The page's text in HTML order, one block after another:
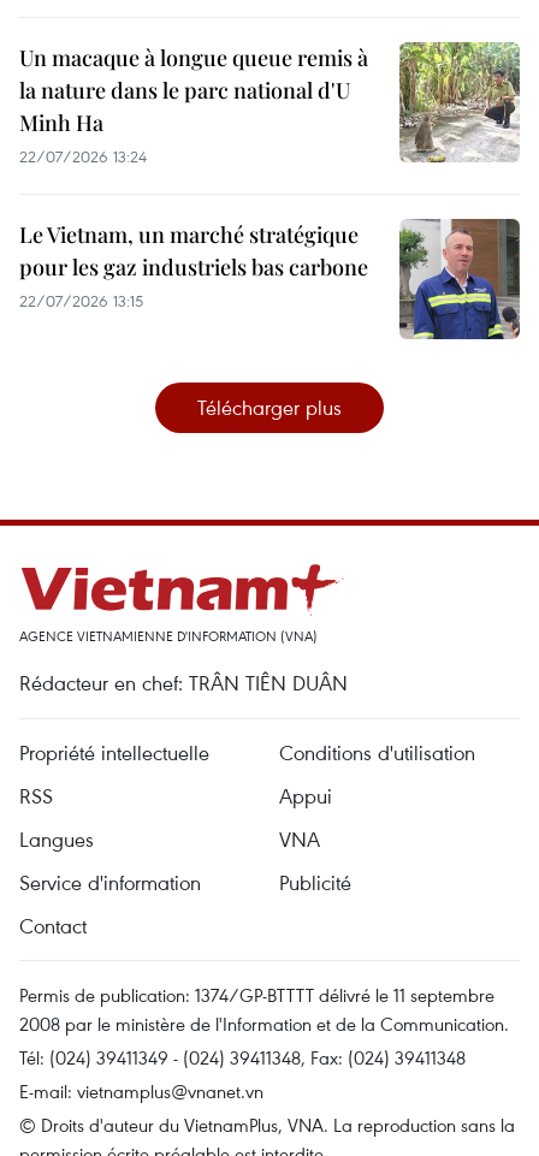
Un macaque à longue queue remis à
la nature dans le parc national d'U
Minh Ha
22/07/2026 13:24
Le Vietnam, un marché stratégique
pour les gaz industriels bas carbone
22/07/2026 13:15
Télécharger plus
AGENCE VIETNAMIENNE D'INFORMATION (VNA)
Rédacteur en chef: TRÂN TIÊN DUÂN
Propriété intellectuelle
Conditions d'utilisation
RSS
Appui
Langues
VNA
Service d'information
Publicité
Contact
Permis de publication: 1374/GP-BTTTT délivré le 11 septembre
2008 par le ministère de l'Information et de la Communication.
Tél: (024) 39411349 - (024) 39411348, Fax: (024) 39411348
E-mail: vietnamplus@vnanet.vn
© Droits d'auteur du VietnamPlus, VNA. La reproduction sans la